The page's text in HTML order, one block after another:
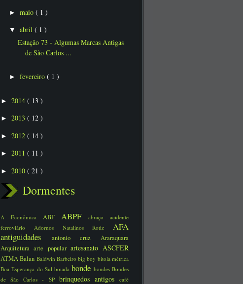
► maio ( 1 )
▼ abril ( 1 )
Estação 73 - Algumas Marcas Antigas
de São Carlos ...
► fevereiro ( 1 )
► 2014 ( 13 )
► 2013 ( 12 )
► 2012 ( 14 )
► 2011 ( 11 )
► 2010 ( 21 )
Dormentes
A Econômica ABF ABPF abraço acidente
ferroviário Adornos Natalinos Rotiz AFA
antiguidades
antonio cruzAraraquara
Arquiteturaarte popular artesanato ASCFER
ATMABalan Baldwin Barbeirobig boy bitola métrica
Boa Esperança do Sulboiada bonde bondesBondes
de São Carlos - SP brinquedos antigoscafé